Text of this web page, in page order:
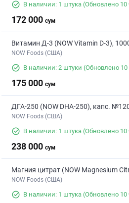
В наличии: 1 штука (Обновлено 10
172 000 сум
Витамин Д-3 (NOW Vitamin D-3),
NOW Foods (США)
В наличии: 2 штуки (Обновлено 10
175 000 сум
ДГА-250 (NOW DHA-250), капс.
NOW Foods (США)
В наличии: 1 штука (Обновлено 10
238 000 сум
Магния цитрат (NOW Magnesium
NOW Foods (США)
В наличии: 1 штука (Обновлено 10